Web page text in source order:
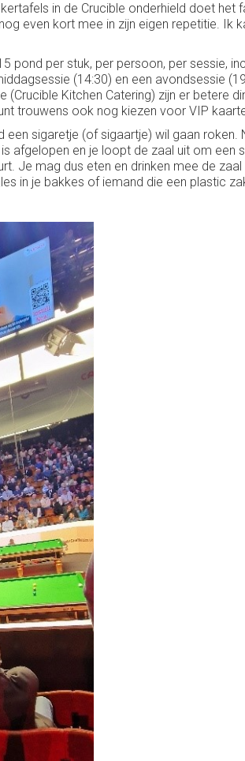
in de Crucible onderhield doet
even kort mee in zijn eigen repetitie. Ik
pond per stuk, per persoon, per sessie,
(14:30) en een avondsessie
(Crucible Kitchen Catering) zijn er betere
trouwens ook nog kiezen voor VIP
sigaretje (of sigaartje) wil gaan
afgelopen en je loopt de zaal uit om
Je mag dus eten en drinken mee de
in je bakkes of iemand die een plastic